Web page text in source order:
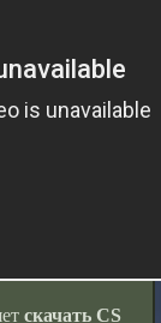
скачать CS